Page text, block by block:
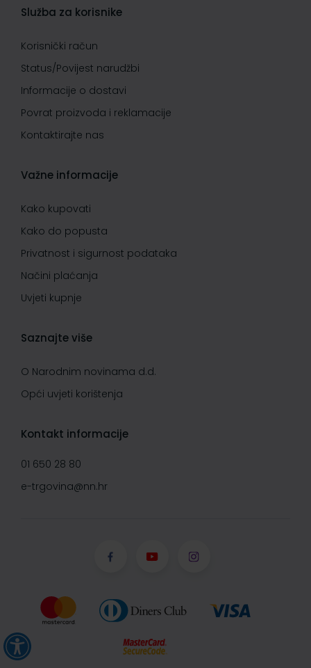
Služba za korisnike
Korisnički račun
Status/Povijest narudžbi
Informacije o dostavi
Povrat proizvoda i reklamacije
Kontaktirajte nas
Važne informacije
Kako kupovati
Kako do popusta
Privatnost i sigurnost podataka
Načini plaćanja
Uvjeti kupnje
Saznajte više
O Narodnim novinama d.d.
Opći uvjeti korištenja
Kontakt informacije
01 650 28 80
e-trgovina@nn.hr